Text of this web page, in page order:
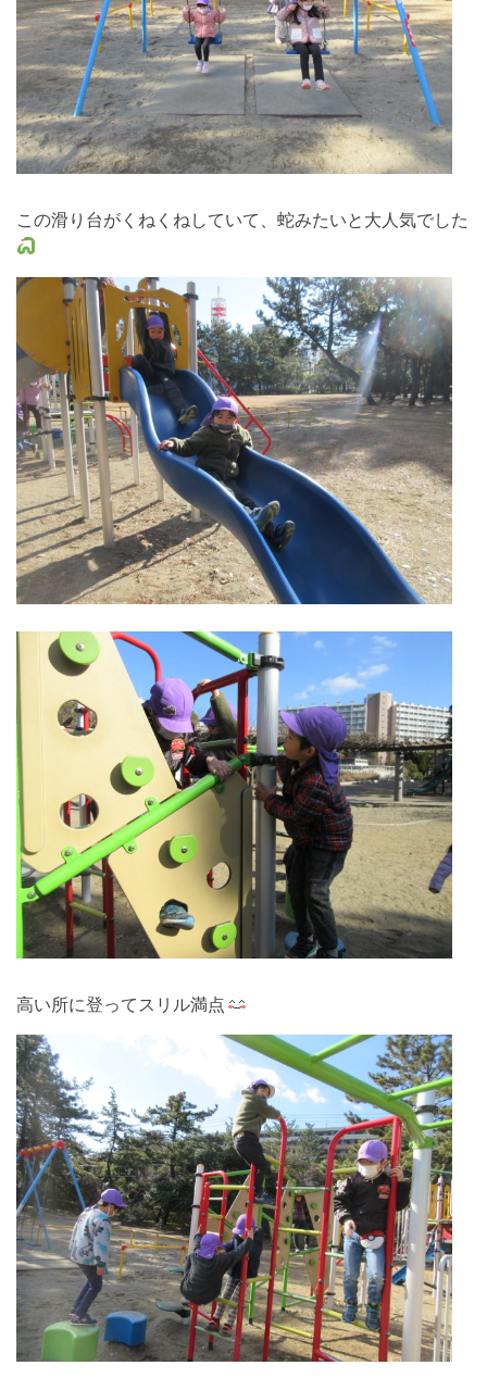
この滑り台がくねくねしていて、蛇みたいと大人気でした
高い所に登ってスリル満点